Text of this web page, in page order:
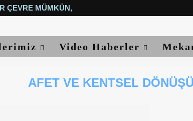
ÇEVRE MÜMKÜN, YETER...
Video Haberler
AFET VE KENTSEL